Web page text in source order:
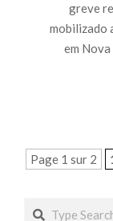
greve
mobilizado
em
Page 1 sur 2
Search